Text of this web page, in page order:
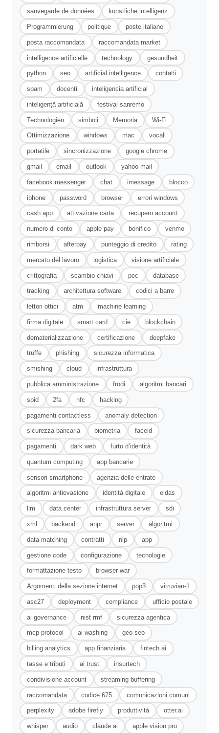
sauvegarde de données künstliche intelligenz
Programmierung politique poste italiane
posta raccomandata raccomandata market
intelligence artificielle technology gesundheit
python seo artificial intelligence contatti
spam docenti inteligencia artificial
inteligență artificială festival sanremo
Technologien simboli Memoria Wi-Fi
Ottimizzazione windows mac vocali
portatile sincronizzazione google chrome
gmail email outlook yahoo mail
facebook messenger chat imessage blocco
iphone password browser errori windows
cash app attivazione carta recupero account
numero di conto apple pay bonifico venmo
rimborsi afterpay punteggio di credito rating
mercato del lavoro logistica visione artificiale
crittografia scambio chiavi pec database
tracking architettura software codici a barre
lettori ottici atm machine learning
firma digitale smart card cie blockchain
dematerializzazione certificazione deepfake
truffe phishing sicurezza informatica
smishing cloud infrastruttura
pubblica amministrazione frodi algoritmi bancari
spid 2fa nfc hacking
pagamenti contactless anomaly detection
sicurezza bancaria biometria faceid
pagamenti dark web furto d’identità
quantum computing app bancarie
sensori smartphone agenzia delle entrate
algoritmi antievasione identità digitale eidas
llm data center infrastruttura server sdi
xml backend anpr server algoritmi
data matching contratti nlp app
gestione code configurazione tecnologie
formattazione testo browser war
Argomenti della sezione internet pop3 vitruvian-1
asc27 deployment compliance ufficio postale
ai governance nist rmf sicurezza agentica
mcp protocol ai washing geo seo
billing analytics app finanziaria fintech ai
tasse e tributi ai trust insurtech
condivisione account streaming buffering
raccomandata codice 675 comunicazioni comuni
perplexity adobe firefly produttività otter.ai
whisper audio claude ai apple vision pro